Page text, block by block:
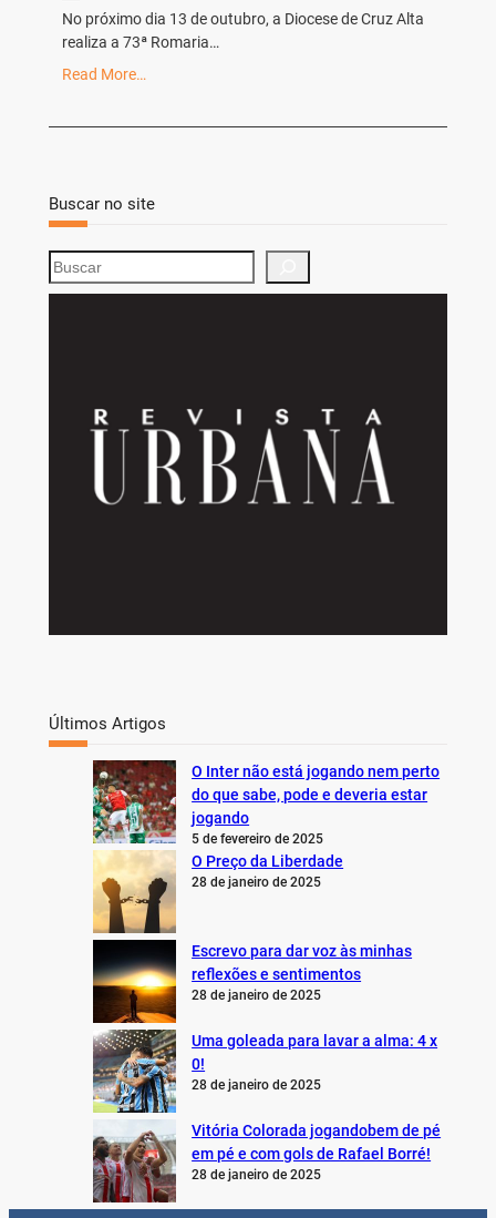
No próximo dia 13 de outubro, a Diocese de Cruz Alta
realiza a 73ª Romaria…
Read More…
Buscar no site
S
e
Últimos Artigos
O Inter não está jogando nem perto
do que sabe, pode e deveria estar
jogando
5 de fevereiro de 2025
O Preço da Liberdade
28 de janeiro de 2025
Escrevo para dar voz às minhas
reflexões e sentimentos
28 de janeiro de 2025
Uma goleada para lavar a alma: 4 x
0!
28 de janeiro de 2025
Vitória Colorada jogandobem de pé
em pé e com gols de Rafael Borré!
28 de janeiro de 2025